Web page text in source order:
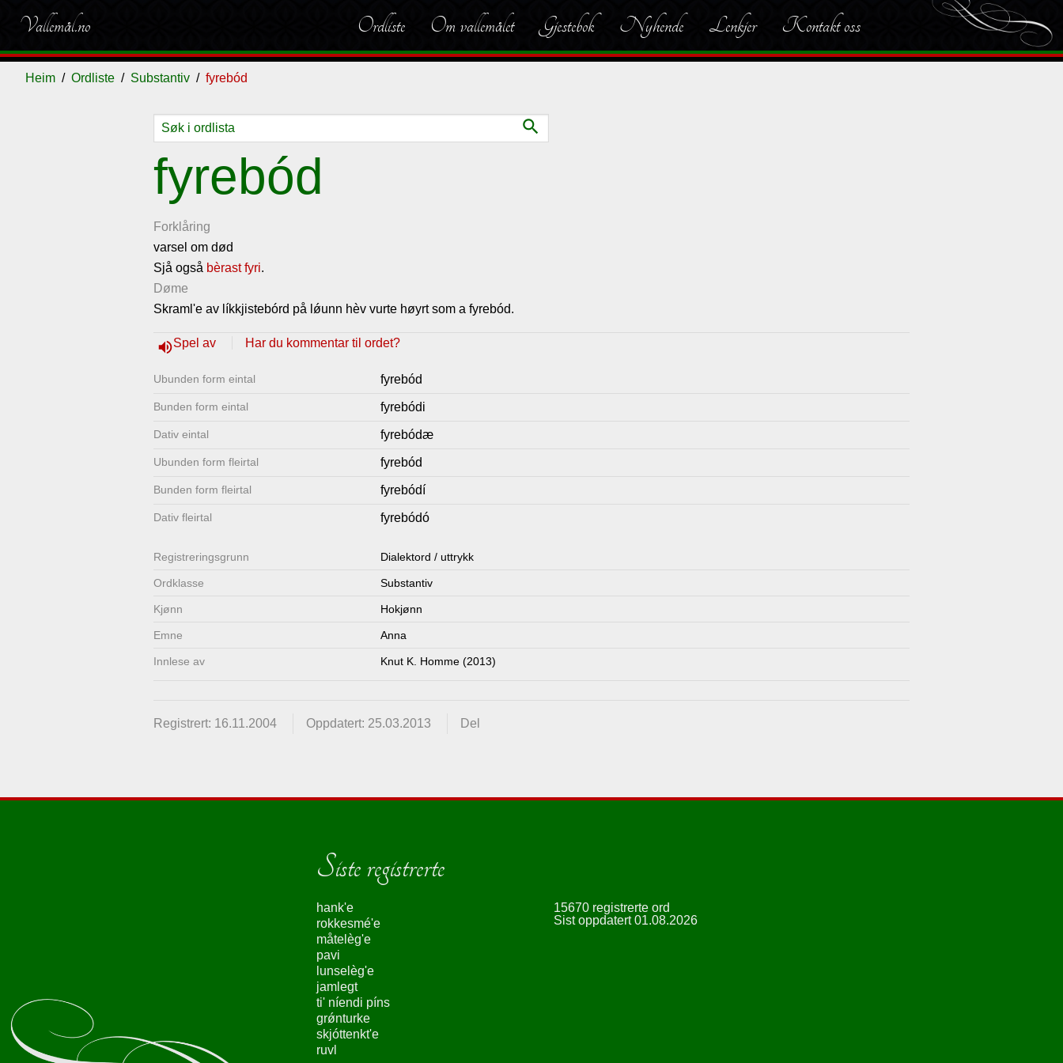
Vallemål.no Ordliste Om vallemålet Gjestebok Nyhende Lenkjer Kontakt oss
Heim Ordliste Substantiv fyrebód
search
fyrebód
Forklåring
varsel om død
Sjå også bèrast fyri.
Døme
Skraml'e av líkkjistebórd på lǿunn hèv vurte høyrt som a fyrebód.
volume_upSpel av Har du kommentar til ordet?
Ubunden form eintal fyrebód
Bunden form eintal fyrebódi
Dativ eintal fyrebódæ
Ubunden form fleirtal fyrebód
Bunden form fleirtal fyrebódí
Dativ fleirtal fyrebódó
Registrerings­grunn Dialektord / uttrykk
Ordklasse Substantiv
Kjønn Hokjønn
Emne Anna
Innlese av Knut K. Homme (2013)
Registrert: 16.11.2004 Oppdatert: 25.03.2013 Del
Siste registrerte
hank'e
rokkesmé'e
måtelèg'e
pavi
lunselèg'e
jamlegt
ti' níendi píns
grǿnturke
skjóttenkt'e
ruvl
15670 registrerte ord
Sist oppdatert 01.08.2026